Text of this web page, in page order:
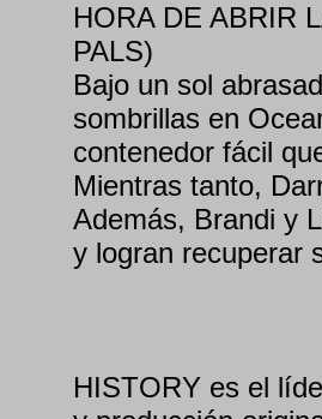
HORA DE ABRIR
PALS)
Bajo un sol
sombrillas en
contenedor fácil
Mientras tanto,
Además, Brandi y
y logran recuperar
HISTORY es el